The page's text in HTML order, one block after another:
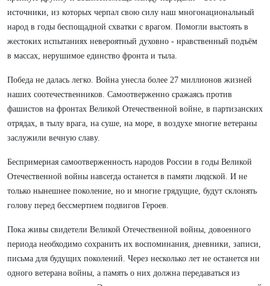
источники, из которых черпал свою силу наш многонациональный
народ в годы беспощадной схватки с врагом. Помогли выстоять в
жестоких испытаниях невероятный духовно - нравственный подъём
в массах, нерушимое единство фронта и тыла.
Победа не далась легко. Война унесла более 27 миллионов жизней
наших соотечественников. Самоотверженно сражаясь против
фашистов на фронтах Великой Отечественной войне, в партизанских
отрядах, в тылу врага, на суше, на море, в воздухе многие ветераны
заслужили вечную славу.
Беспримерная самоотверженность народов России в годы Великой
Отечественной войны навсегда останется в памяти людской. И не
только нынешнее поколение, но и многие грядущие, будут склонять
голову перед бессмертием подвигов Героев.
Пока живы свидетели Великой Отечественной войны, довоенного
периода необходимо сохранить их воспоминания, дневники, записи,
письма для будущих поколений. Через несколько лет не останется ни
одного ветерана войны, а память о них должна передаваться из